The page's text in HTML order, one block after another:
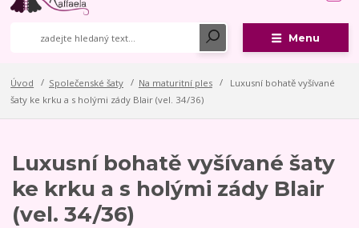
Menu
Úvod Společenské šaty Na maturitní ples
Luxusní bohatě vyšívané
šaty ke krku a s holými zády Blair (vel. 34/36)
Luxusní bohatě vyšívané šaty
ke krku a s holými zády Blair
(vel. 34/36)